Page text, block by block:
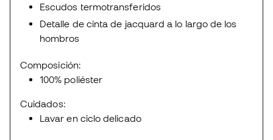
Escudos termotransferidos
Detalle de cinta de jacquard a lo largo de los
hombros
Composición:
100% poliéster
Cuidados:
Lavar en ciclo delicado